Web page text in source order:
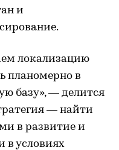
и
локализацию
планомерно в
базу», — делится
— найти
в развитие и
в условиях